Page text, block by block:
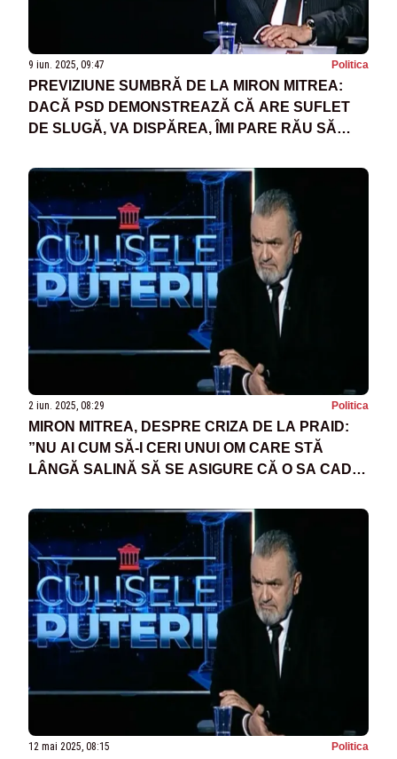
9 iun. 2025, 09:47 Politica
PREVIZIUNE SUMBRĂ DE LA MIRON MITREA:
DACĂ PSD DEMONSTREAZĂ CĂ ARE SUFLET
DE SLUGĂ, VA DISPĂREA, ÎMI PARE RĂU SĂ
2 iun. 2025, 08:29 Politica
MIRON MITREA, DESPRE CRIZA DE LA PRAID:
”NU AI CUM SĂ-I CERI UNUI OM CARE STĂ
LÂNGĂ SALINĂ SĂ SE ASIGURE CĂ O SA CADĂ
12 mai 2025, 08:15 Politica